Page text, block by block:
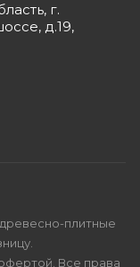
г.
д.19,
плитные
Все права